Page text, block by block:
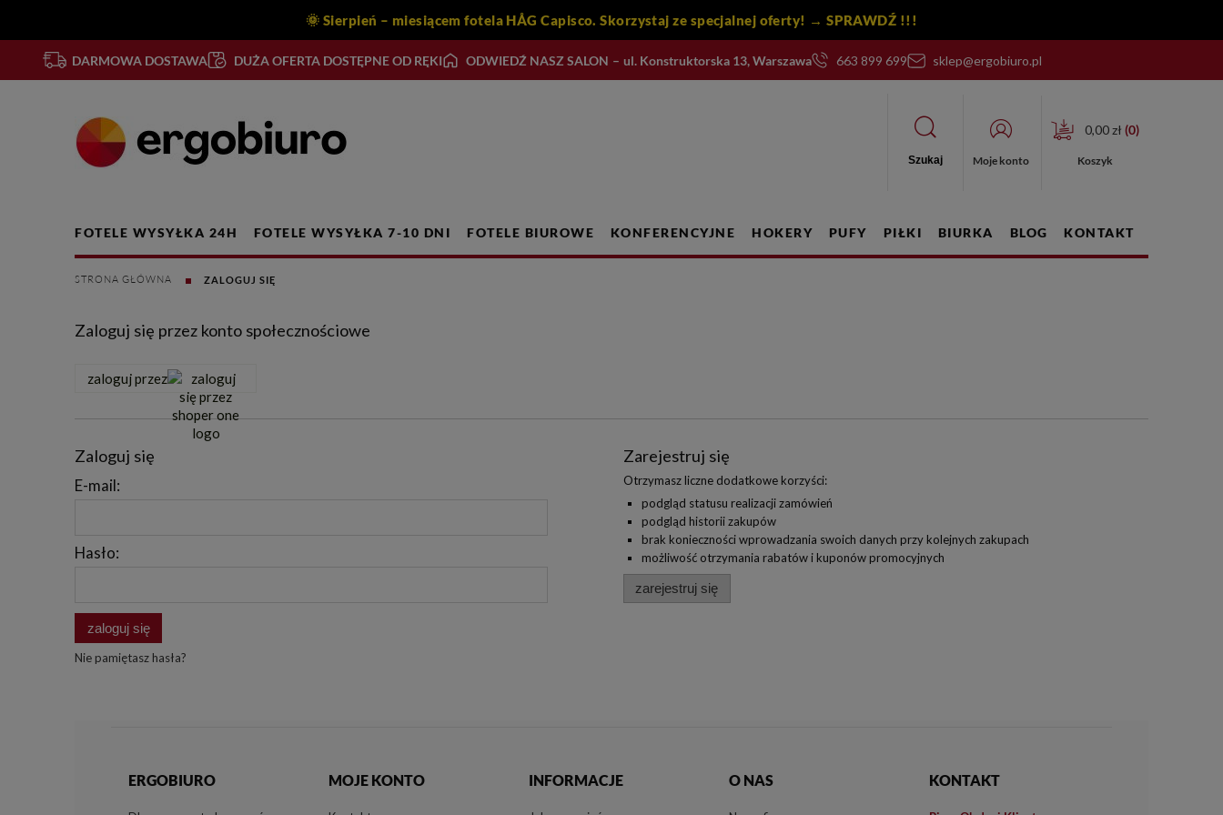
🌞 Sierpień – miesiącem fotela HÅG Capisco. Skorzystaj ze specjalnej oferty! → SPRAWDŹ !!!
DARMOWA DOSTAWA DUŻA OFERTA DOSTĘPNE OD RĘKI ODWIEDŹ NASZ SALON – ul. Konstruktorska 13, Warszawa 663 899 699 sklep@ergobiuro.pl
Szukaj Moje konto
0,00 zł (0)
Koszyk
FOTELE WYSYŁKA 24H FOTELE WYSYŁKA 7-10 DNI FOTELE BIUROWE KONFERENCYJNE HOKERY PUFY PIŁKI BIURKA BLOG KONTAKT
ZALOGUJ SIĘ
Zaloguj się przez konto społecznościowe
zaloguj przez
Zaloguj się
E-mail:
Hasło:
zaloguj się
Nie pamiętasz hasła?
Zarejestruj się
Otrzymasz liczne dodatkowe korzyści:
podgląd statusu realizacji zamówień
podgląd historii zakupów
brak konieczności wprowadzania swoich danych przy kolejnych zakupach
możliwość otrzymania rabatów i kuponów promocyjnych
zarejestruj się
ERGOBIURO MOJE KONTO INFORMACJE O NAS KONTAKT